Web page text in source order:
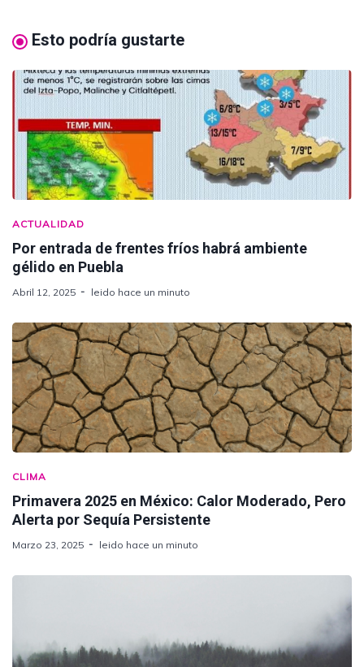
Esto podría gustarte
ACTUALIDAD
Por entrada de frentes fríos habrá ambiente
gélido en Puebla
Abril 12, 2025 leido hace un minuto
CLIMA
Primavera 2025 en México: Calor Moderado, Pero
Alerta por Sequía Persistente
Marzo 23, 2025 leido hace un minuto